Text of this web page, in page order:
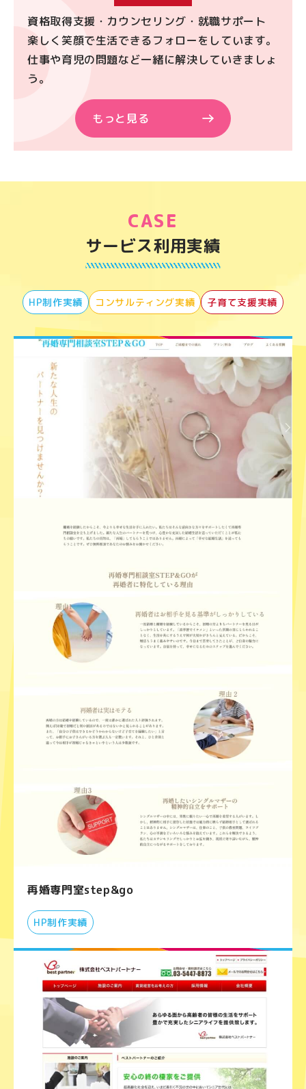
資格取得支援・カウンセリング・就職サポート
楽しく笑顔で生活できるフォローをしています。
仕事や育児の問題など一緒に解決していきましょ
う。
もっと見る
CASE
サービス利用実績
HP制作実績 コンサルティング実績 子育て支援実績
再婚専門室step&go
HP制作実績